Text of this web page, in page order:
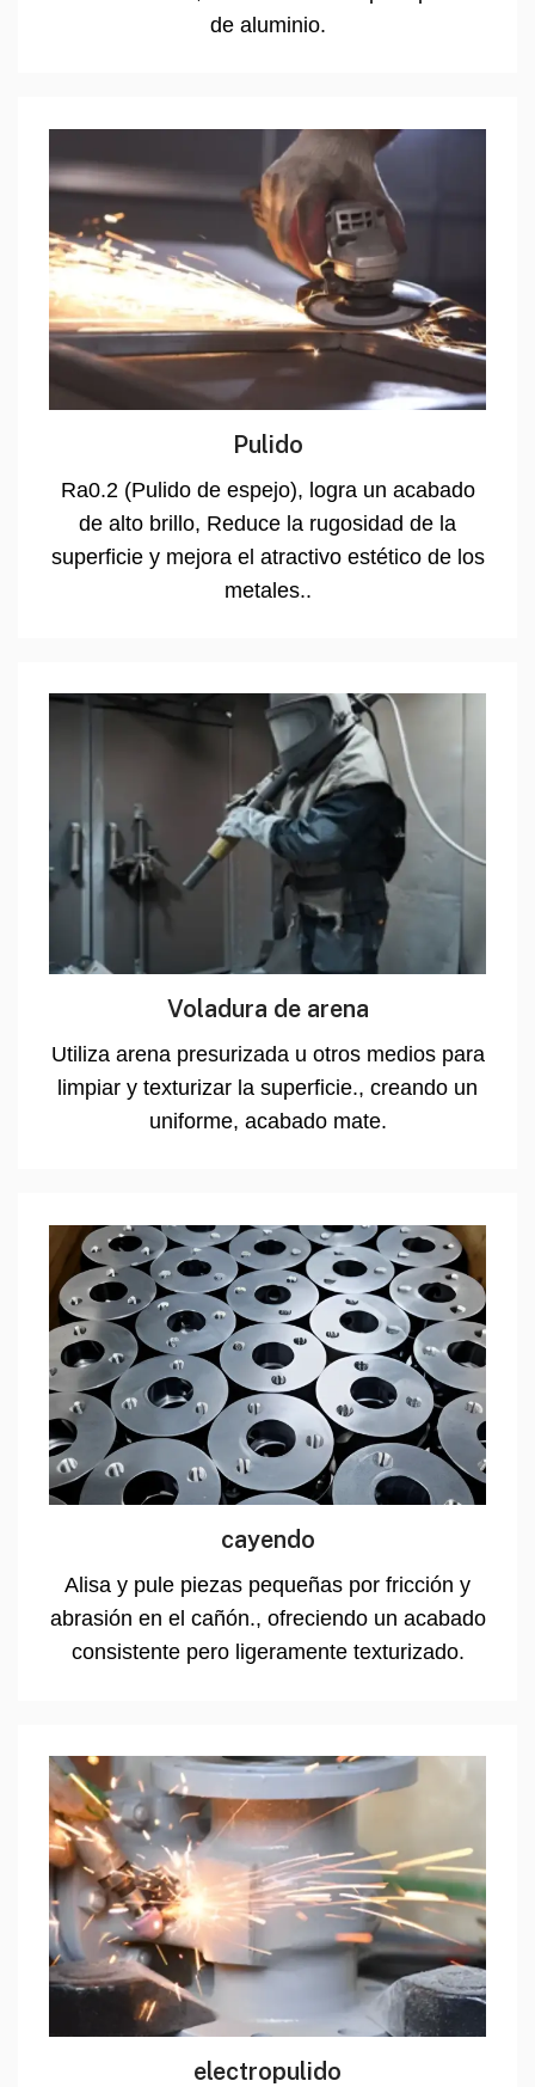
de aluminio.
Pulido
Ra0.2 (Pulido de espejo), logra un acabado
de alto brillo, Reduce la rugosidad de la
superficie y mejora el atractivo estético de los
metales..
Voladura de arena
Utiliza arena presurizada u otros medios para
limpiar y texturizar la superficie., creando un
uniforme, acabado mate.
cayendo
Alisa y pule piezas pequeñas por fricción y
abrasión en el cañón., ofreciendo un acabado
consistente pero ligeramente texturizado.
electropulido